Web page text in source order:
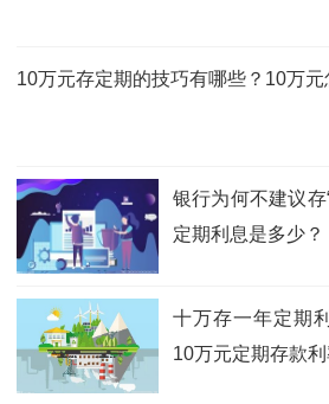
10万元存定期的技巧有哪些？10万元
银行为何不建议存
定期利息是多少？
十万存一年定期
10万元定期存款